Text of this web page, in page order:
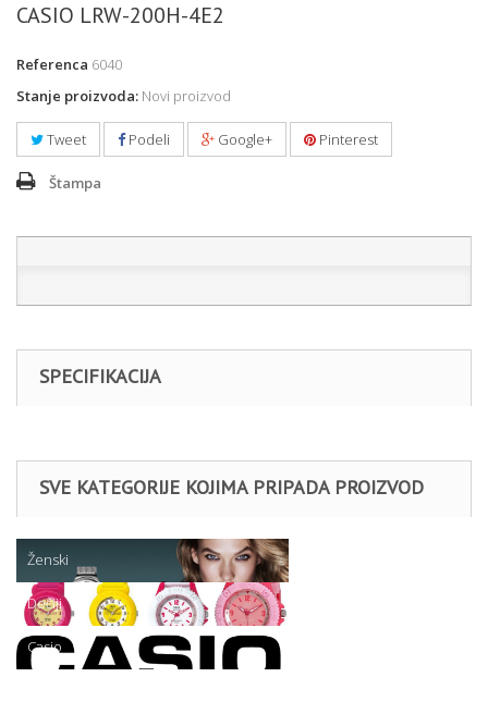
CASIO LRW-200H-4E2
Referenca 6040
Stanje proizvoda: Novi proizvod
Tweet Podeli Google+ Pinterest
Štampa
SPECIFIKACIJA
SVE KATEGORIJE KOJIMA PRIPADA PROIZVOD
Ženski
Dečiji
Casio